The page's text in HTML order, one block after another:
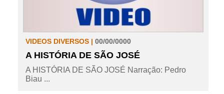
VIDEOS DIVERSOS | 00/00/0000
A HISTÓRIA DE SÃO JOSÉ
A HISTÓRIA DE SÃO JOSÉ Narração: Pedro
Biau ...